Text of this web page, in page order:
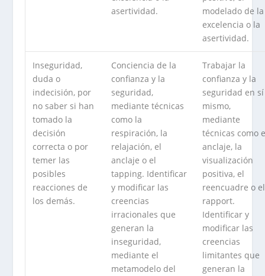
asertividad.
modelado de la
excelencia o la
asertividad.
Inseguridad,
duda o
indecisión, por
no saber si han
tomado la
decisión
correcta o por
temer las
posibles
reacciones de
los demás.
Conciencia de la
confianza y la
seguridad,
mediante técnicas
como la
respiración, la
relajación, el
anclaje o el
tapping. Identificar
y modificar las
creencias
irracionales que
generan la
inseguridad,
mediante el
metamodelo del
Trabajar la
confianza y la
seguridad en sí
mismo,
mediante
técnicas como
anclaje, la
visualización
positiva, el
reencuadre o el
rapport.
Identificar y
modificar las
creencias
limitantes que
generan la